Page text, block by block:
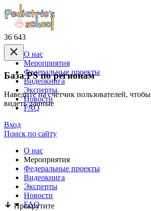
36 643
База PS по регионам
Наведите на счётчик пользователей, чтобы
видеть данные
Прокрутите
О нас
Mероприятия
Федеральные проекты
Видеокнига
Эксперты
Новости
FAQ
Вход
Поиск по сайту
О нас
Mероприятия
Федеральные проекты
Видеокнига
Эксперты
Новости
FAQ